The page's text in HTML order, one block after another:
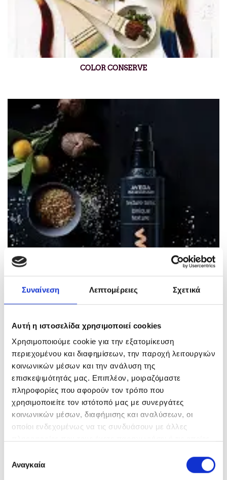
Συναίνεση Λεπτομέρειες Σχετικά
Αυτή η ιστοσελίδα χρησιμοποιεί cookies
Χρησιμοποιούμε cookie για την εξατομίκευση
περιεχομένου και διαφημίσεων, την παροχή λειτουργιών
κοινωνικών μέσων και την ανάλυση της
επισκεψιμότητάς μας. Επιπλέον, μοιραζόμαστε
πληροφορίες που αφορούν τον τρόπο που
χρησιμοποιείτε τον ιστότοπό μας με συνεργάτες
κοινωνικών μέσων, διαφήμισης και αναλύσεων, οι
οποίοι ενδεχομένως να τις συνδυάσουν με άλλες
των υπηρεσιών τους.
συγκατάθεσης
Αναγκαία
COLOR CONSERVE
AVEDA STYLING